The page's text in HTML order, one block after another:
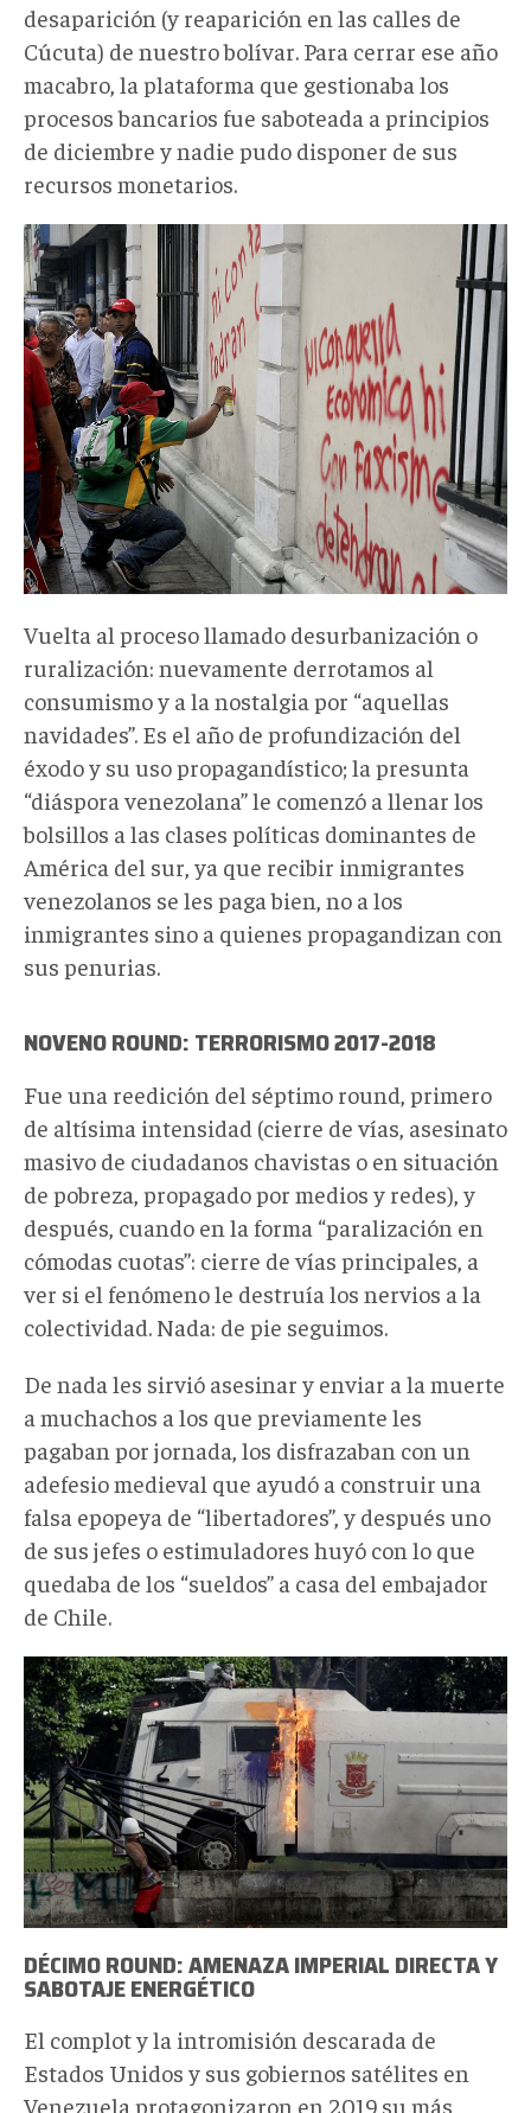
desaparición (y reaparición en las calles de
Cúcuta) de nuestro bolívar. Para cerrar ese año
macabro, la plataforma que gestionaba los
procesos bancarios fue saboteada a principios
de diciembre y nadie pudo disponer de sus
recursos monetarios.
Vuelta al proceso llamado desurbanización o
ruralización: nuevamente derrotamos al
consumismo y a la nostalgia por “aquellas
navidades”. Es el año de profundización del
éxodo y su uso propagandístico; la presunta
“diáspora venezolana” le comenzó a llenar los
bolsillos a las clases políticas dominantes de
América del sur, ya que recibir inmigrantes
venezolanos se les paga bien, no a los
inmigrantes sino a quienes propagandizan con
sus penurias.
NOVENO ROUND: TERRORISMO 2017-2018
Fue una reedición del séptimo round, primero
de altísima intensidad (cierre de vías, asesinato
masivo de ciudadanos chavistas o en situación
de pobreza, propagado por medios y redes), y
después, cuando en la forma “paralización en
cómodas cuotas”: cierre de vías principales, a
ver si el fenómeno le destruía los nervios a la
colectividad. Nada: de pie seguimos.
De nada les sirvió asesinar y enviar a la muerte
a muchachos a los que previamente les
pagaban por jornada, los disfrazaban con un
adefesio medieval que ayudó a construir una
falsa epopeya de “libertadores”, y después uno
de sus jefes o estimuladores huyó con lo que
quedaba de los “sueldos” a casa del embajador
de Chile.
DÉCIMO ROUND: AMENAZA IMPERIAL DIRECTA Y
SABOTAJE ENERGÉTICO
El complot y la intromisión descarada de
Estados Unidos y sus gobiernos satélites en
Venezuela protagonizaron en 2019 su más